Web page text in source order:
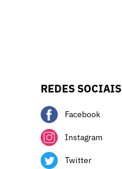
REDES SOCIAIS
Facebook
Instagram
Twitter